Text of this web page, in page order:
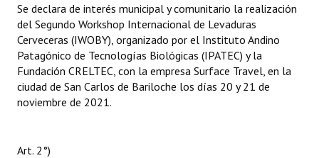
Se declara de interés municipal y comunitario la realización
del Segundo Workshop Internacional de Levaduras
Cerveceras (IWOBY), organizado por el Instituto Andino
Patagónico de Tecnologías Biológicas (IPATEC) y la
Fundación CRELTEC, con la empresa Surface Travel, en la
ciudad de San Carlos de Bariloche los días 20 y 21 de
noviembre de 2021.
Art. 2°)